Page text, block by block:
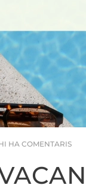
HA COMENTARISA
–